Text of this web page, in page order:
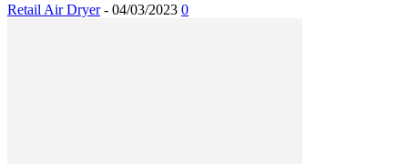
Retail Air Dryer - 04/03/2023 0